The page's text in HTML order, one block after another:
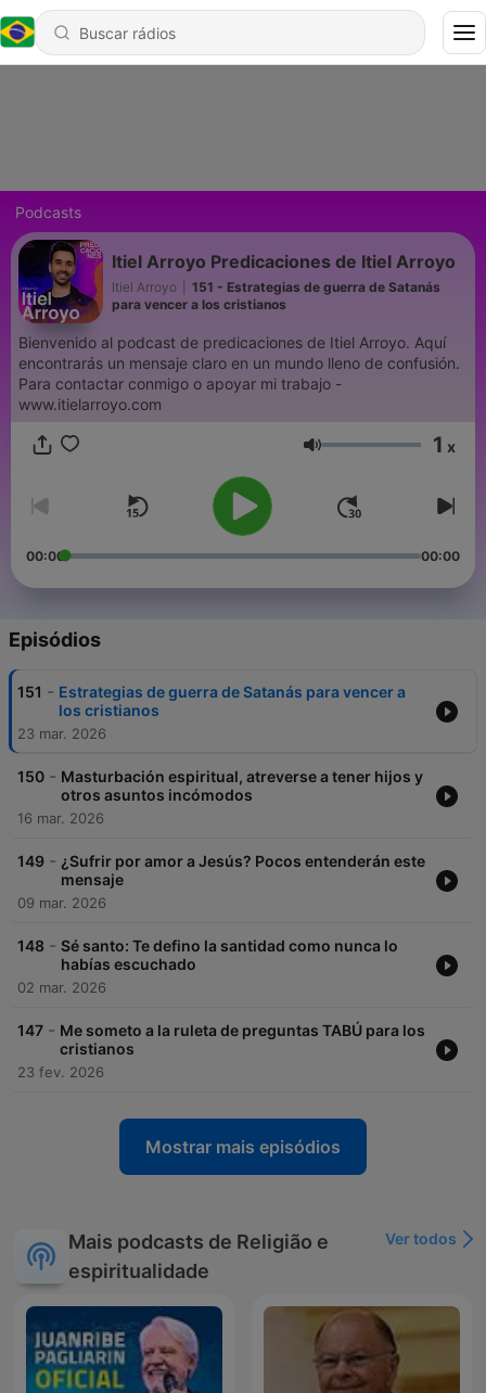
Podcasts
Itiel Arroyo Predicaciones de Itiel Arroyo
Itiel Arroyo
151 - Estrategias de guerra de Satanás
para vencer a los cristianos
Bienvenido al podcast de predicaciones de Itiel Arroyo. Aquí
encontrarás un mensaje claro en un mundo lleno de confusión.
Para contactar conmigo o apoyar mi trabajo -
www.itielarroyo.com
Volume 1 x
00:00 00:00
Episódios
151 - Estrategias de guerra de Satanás para vencer a
los cristianos
23 mar. 2026
150 - Masturbación espiritual, atreverse a tener hijos y
otros asuntos incómodos
16 mar. 2026
149 - ¿Sufrir por amor a Jesús? Pocos entenderán este
mensaje
09 mar. 2026
148 - Sé santo: Te defino la santidad como nunca lo
habías escuchado
02 mar. 2026
147 - Me someto a la ruleta de preguntas TABÚ para los
cristianos
23 fev. 2026
Mostrar mais episódios
Mais podcasts de Religião e
espiritualidade
Ver todos